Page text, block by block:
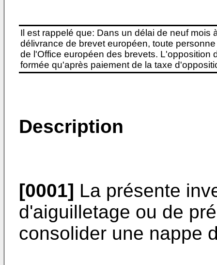
Il est rappelé que: Dans un délai de neuf
délivrance de brevet européen, toute
de l'Office européen des brevets. L'opposition
formée qu'après paiement de la taxe
Description
[0001] La présente
d'aiguilletage ou de
consolider une nappe